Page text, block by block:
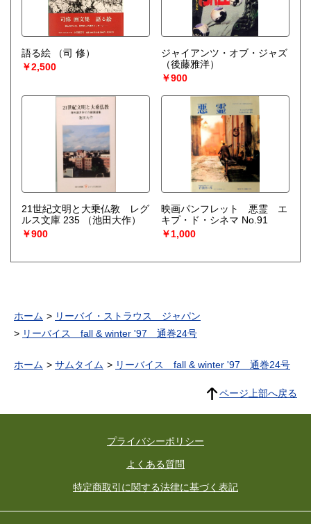
語る絵
（司 修）
￥2,500
ジャイアンツ・オブ・ジャズ
（後藤雅洋）
￥900
21世紀文明と大乗仏教 レグ
ルス文庫 235
（池田大作）
￥900
映画パンフレット 悪霊 エ
キプ・ド・シネマ No.91
￥1,000
ホーム
リーバイ・ストラウス ジャパン
リーバイス fall & winter '97 通巻24号
ホーム サムタイム リーバイス fall & winter '97 通巻24号
ページ上部へ戻る
プライバシーポリシー
よくある質問
特定商取引に関する法律に基づく表記